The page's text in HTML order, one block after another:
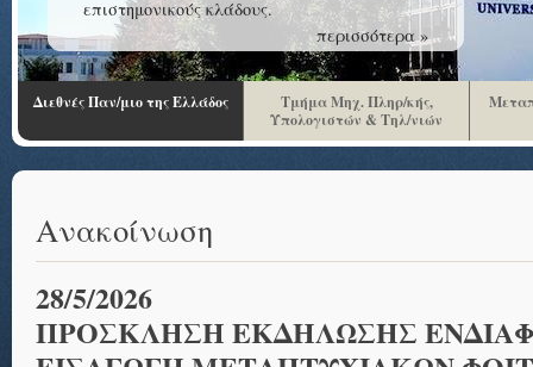
επιστημονικούς κλάδους.
περισσότερα »
Διεθνές Παν/μιο της Ελλάδος
Τμήμα Μηχ. Πληρ/κής,
Υπολογιστών & Τηλ/νιών
Ανακοίνωση
28/5/2026
ΠΡΟΣΚΛΗΣΗ ΕΚΔΗΛΩΣΗΣ